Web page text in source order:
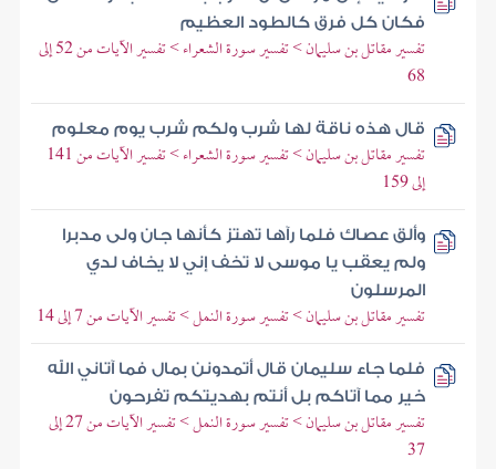
فكان كل فرق كالطود العظيم
تفسير مقاتل بن سليمان > تفسير سورة الشعراء > تفسير الآيات من 52 إلى
68
قال هذه ناقة لها شرب ولكم شرب يوم معلوم
تفسير مقاتل بن سليمان > تفسير سورة الشعراء > تفسير الآيات من 141
إلى 159
وألق عصاك فلما رآها تهتز كأنها جان ولى مدبرا
ولم يعقب يا موسى لا تخف إني لا يخاف لدي
المرسلون
تفسير مقاتل بن سليمان > تفسير سورة النمل > تفسير الآيات من 7 إلى 14
فلما جاء سليمان قال أتمدونن بمال فما آتاني الله
خير مما آتاكم بل أنتم بهديتكم تفرحون
تفسير مقاتل بن سليمان > تفسير سورة النمل > تفسير الآيات من 27 إلى
37